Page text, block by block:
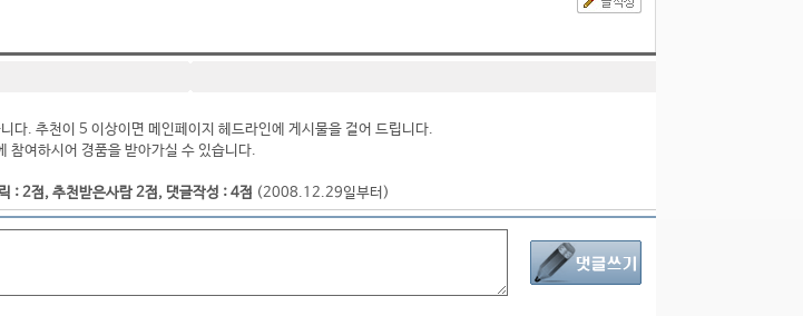
다. 추천이 5 이상이면 메인페이지 헤드라인에 게시물을 걸어 드립니다.
참여하시어 경품을 받아가실 수 있습니다.
: 2점, 추천받은사람 2점, 댓글작성 : 4점 (2008.12.29일부터)